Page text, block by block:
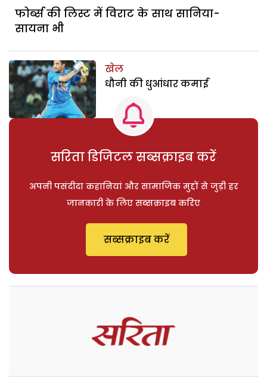
फोर्ब्स की लिस्ट में विराट के साथ सानिया-
सायना भी
खेल
धौनी की धुआंधार कमाई
सरिता डिजिटल सब्सक्राइब करें
अपनी पसंदीदा कहानियां और सामाजिक मुद्दों से जुड़ी हर
जानकारी के लिए सब्सक्राइब करिए
सब्सक्राइब करें